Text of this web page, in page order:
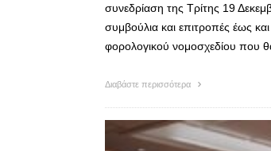
συνεδρίαση της Τρίτης 19
συμβούλια και επιτροπές έως
φορολογικού νομοσχεδίου που
Διαβάστε περισσότερα